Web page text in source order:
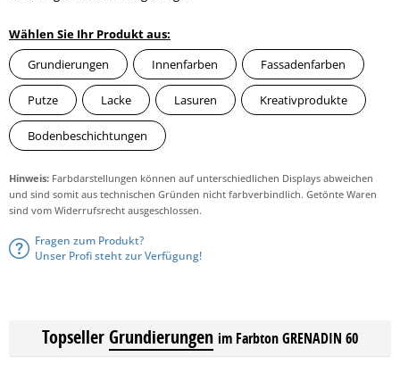
Wählen Sie Ihr Produkt aus:
Grundierungen
Innenfarben Fassadenfarben
Putze Lacke Lasuren Kreativprodukte
Bodenbeschichtungen
Hinweis: Farbdarstellungen können auf unterschiedlichen Displays abweichen
und sind somit aus technischen Gründen nicht farbverbindlich. Getönte Waren
sind vom Widerrufsrecht ausgeschlossen.
Fragen zum Produkt?
Unser Profi steht zur Verfügung!
TopsellerGrundierungen im Farbton GRENADIN 60